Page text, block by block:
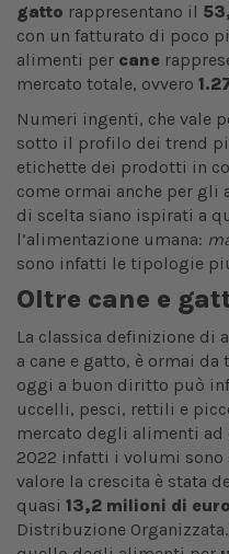
gatto rappresentano il
con un fatturato di poco
alimenti per cane
mercato totale, ovvero
Numeri ingenti, che vale
sotto il profilo dei trend
etichette dei prodotti in
come ormai anche per
di scelta siano ispirati a
l’alimentazione umana:
sono infatti le tipologie
Oltre cane e
La classica definizione di
a cane e gatto, è ormai
oggi a buon diritto può
uccelli, pesci, rettili e
mercato degli alimenti
2022 infatti i volumi sono
valore la crescita è stata
quasi 13,2 milioni di euro
Distribuzione